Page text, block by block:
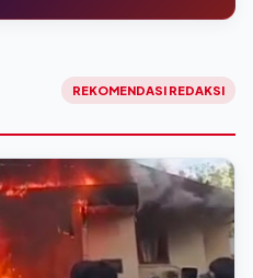
REKOMENDASI REDAKSI